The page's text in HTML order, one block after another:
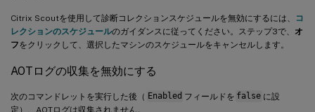
Citrix Scoutを使用して診断コレクションスケジュールを無効にするには、
コ
レクションのスケジュールのガイダンスに従ってください。ステップ3で、 オ
フをクリックして、選択したマシンのスケジュールをキャンセルします。
AOTログの収集を無効にする
次のコマンドレットを実行した後（ Enabled フィールドを false に設
定）、AOTログは収集されません。